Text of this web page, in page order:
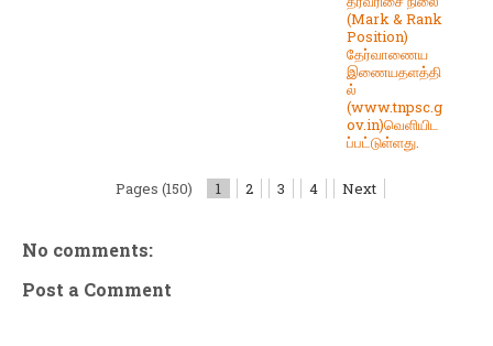
(Mark & Rank
Position)
தேர்வாணைய
இணையதளத்தி
ல்
(www.tnpsc.g
ov.in)வெளியிட
ப்பட்டுள்ளது.
Pages (150) 1 2 3 4 Next
No comments:
Post a Comment